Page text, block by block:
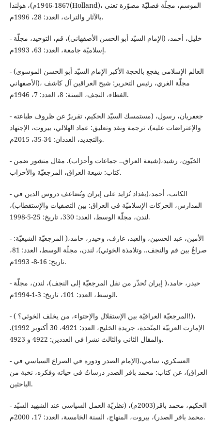
1867-1946م)، هولندا(Holland)، الموسم، مجلّة فصليّة مصوّرة تعنى
بالآثار والتراث، العدد: 28، 1996م.
- خليل، أحمد، (الإمام السيّد أبو الحسن الأصفهاني)، قم، التوحيد، مجلّة
إسلاميّة جامعة، العدد: 63، 1993م.
- (العالم الإسلامي يفجع بالحجة الأكبر الإمام السيّد أبو الحسن الموسوي
الأصفهاني)، مجلّة الغري، رئيس التحرير: شيخ العراقين آل كاشف
الغطاء، النجف، السنة: 8، العدد: 7، 1946م.
- جعفريان، رسول، (مستمسك السيّد الحكيم، تقريرٌ عن ظروف طباعته
والإعتراضات عليه)، ترجمة ونقد وتعليق: عماد الهلالي، بيروت، الإجتهاد
والتجديد، العددان: 34-35، 2015م.
- الخيّون، رشيد،(شيعة العراق.. جماعات وأحزاب). مقال منشور ضمن
كتاب: شيعة العراق، المرجعيّة والأحزاب.
- الكاتب، أحمد،(بغداد تُزايد على إيران وتُضاعف دروس الدين في
المدارس، الحركات الإسلاميّة في العراق: بين التصفيات والإستقطاب)،
لندن، مجلّة الوسط، العدد: 330، تاريخ: 25-5-1998.
- الأمين، عبد الحسين، والعبد، عارف، وحيدر، حامد،( المرجعيّة الشيعيّة:
صراعٌ بين قم والنجف.. وتلامذة الخوئي)، لندن، مجلّة الوسط، العدد: 81،
تاريخ: 16-8- 1993م.
- حيدر، حامد،( إيران تُحذّر من نقل المرجعيّة إلى النجف)، لندن، مجلّة
الوسط، العدد: 101، تاريخ: 3-1-1994م.
- ( المرجعيّة العراقيّة بين الإستقلال والإحتواء، من يخلف الخوئي؟!)،
الإمارت العربيّة المتّحدة، جريدة الخليج، العدد: 4921، 30 أكتوبر 1992).
والمقال الثاني والثالث نشرا في العددين: 4922 و 4923.
- العسكري، سامي،(الإمام الصدر ودوره في الصراع السياسي في
العراق)، عن كتاب: محمد باقر الصدر درساتُ في حياته وفكره، نخبة من
الباحثين.
- الحكيم، محمد باقر(2003م)، (نظريّة العمل السياسي عند الشهيد السيّد
محمد باقر الصدر)، بيروت، المنهاج، السنة الخامسة، العدد: 17، 2000م.